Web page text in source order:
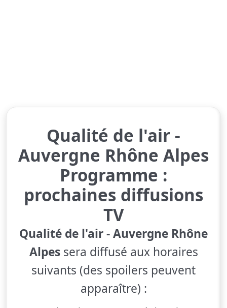
Qualité de l'air -
Auvergne Rhône Alpes
Programme :
prochaines diffusions
TV
Qualité de l'air - Auvergne Rhône
Alpessera diffusé aux horaires
suivants (des spoilers peuvent
apparaître) :